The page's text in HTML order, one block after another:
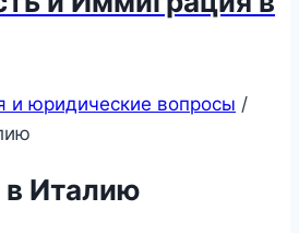
и юридические вопросы /
Италию